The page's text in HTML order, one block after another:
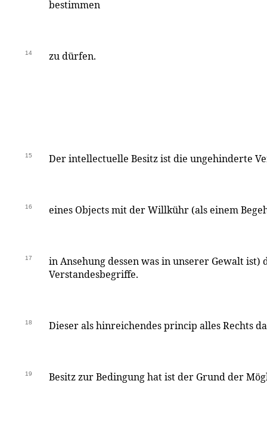
bestimmen
14 zu dürfen.
15 Der intellectuelle Besitz ist die ungehinderte
16 eines Objects mit der Willkühr (als einem
17
in Ansehung dessen was in unserer Gewalt ist)
Verstandesbegriffe.
18 Dieser als hinreichendes princip alles Rechts
19 Besitz zur Bedingung hat ist der Grund der